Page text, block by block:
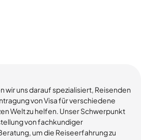
wir uns darauf spezialisiert, Reisenden
von Visa für verschiedene
Welt zu helfen. Unser Schwerpunkt
von fachkundiger
um die Reiseerfahrung zu